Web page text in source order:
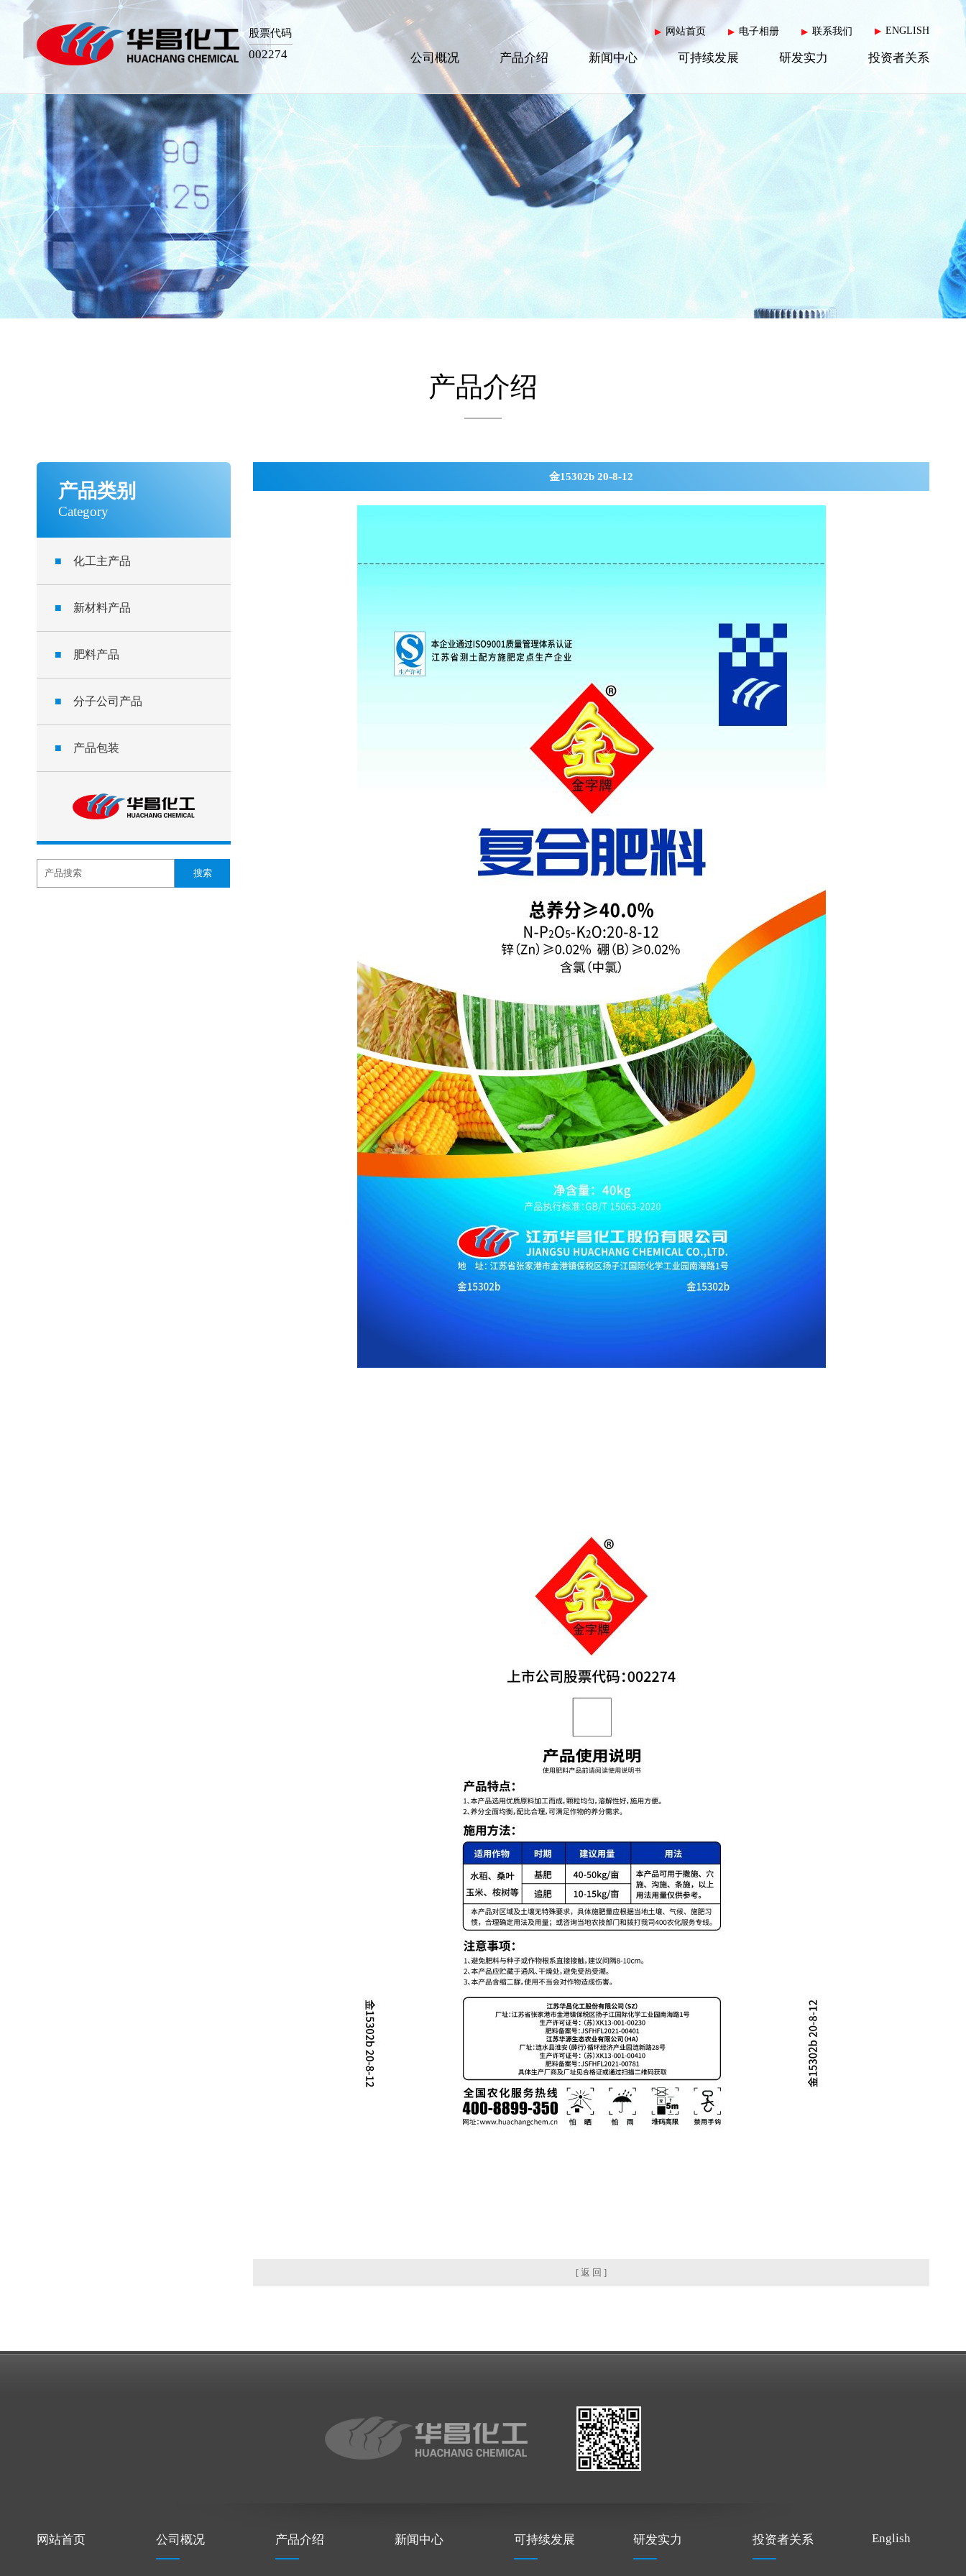
股票代码
002274
▶ ENGLISH
▶ 联系我们
▶ 电子相册
▶ 网站首页
公司概况 产品介绍 新闻中心 可持续发展 研发实力 投资者关系
产品介绍
产品类别
Category
■ 化工主产品
■ 新材料产品
■ 肥料产品
■ 分子公司产品
■ 产品包装
金15302b 20-8-12
[ 返 回 ]
网站首页 公司概况 产品介绍 新闻中心 可持续发展 研发实力 投资者关系 English